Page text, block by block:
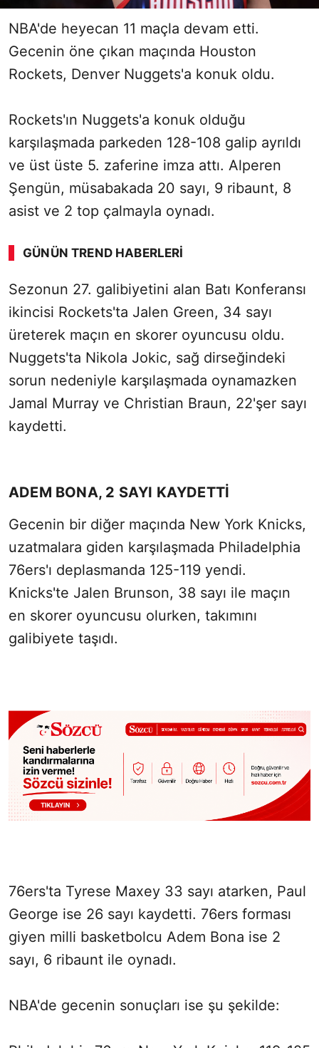
NBA'de heyecan 11 maçla devam etti.
Gecenin öne çıkan maçında Houston
Rockets, Denver Nuggets'a konuk oldu.
Rockets'ın Nuggets'a konuk olduğu
karşılaşmada parkeden 128-108 galip ayrıldı
ve üst üste 5. zaferine imza attı. Alperen
Şengün, müsabakada 20 sayı, 9 ribaunt, 8
asist ve 2 top çalmayla oynadı.
GÜNÜN TREND HABERLERI
Sezonun 27. galibiyetini alan Batı Konferansı
ikincisi Rockets'ta Jalen Green, 34 sayı
üreterek maçın en skorer oyuncusu oldu.
Nuggets'ta Nikola Jokic, sağ dirseğindeki
sorun nedeniyle karşılaşmada oynamazken
Jamal Murray ve Christian Braun, 22'şer sayı
kaydetti.
ADEM BONA, 2 SAYI KAYDETTİ
Gecenin bir diğer maçında New York Knicks,
uzatmalara giden karşılaşmada Philadelphia
76ers'ı deplasmanda 125-119 yendi.
Knicks'te Jalen Brunson, 38 sayı ile maçın
en skorer oyuncusu olurken, takımını
galibiyete taşıdı.
76ers'ta Tyrese Maxey 33 sayı atarken, Paul
George ise 26 sayı kaydetti. 76ers forması
giyen milli basketbolcu Adem Bona ise 2
sayı, 6 ribaunt ile oynadı.
NBA'de gecenin sonuçları ise şu şekilde: